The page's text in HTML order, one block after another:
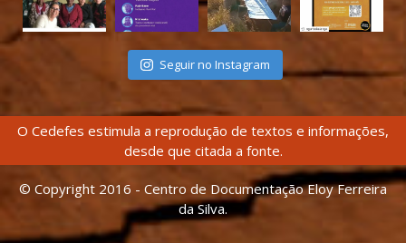
Seguir no Instagram
O Cedefes estimula a reprodução de textos e informações,
desde que citada a fonte.
© Copyright 2016 - Centro de Documentação Eloy Ferreira
da Silva.